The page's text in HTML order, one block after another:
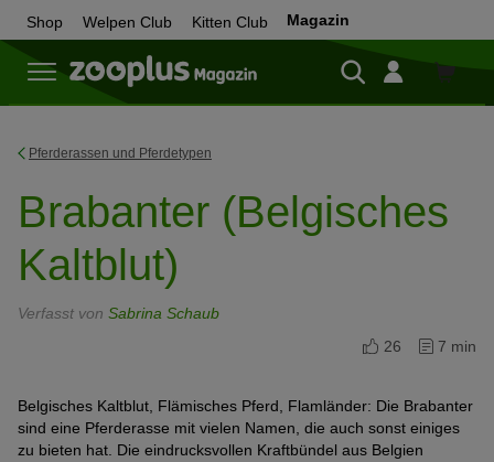
Shop Welpen Club Kitten Club Magazin
Zum
Pferderassen und Pferdetypen
Brabanter (Belgisches
Kaltblut)
Verfasst von Sabrina Schaub
26
7 min
Belgisches Kaltblut, Flämisches Pferd, Flamländer: Die Brabanter
sind eine Pferderasse mit vielen Namen, die auch sonst einiges
zu bieten hat. Die eindrucksvollen Kraftbündel aus Belgien